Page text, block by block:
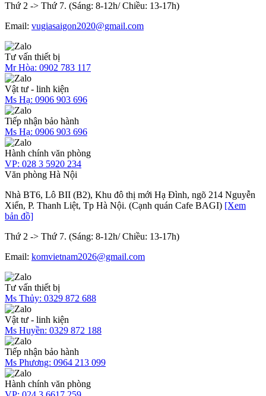
Thứ 2 -> Thứ 7. (Sáng: 8-12h/ Chiều: 13-17h)
Email: vugiasaigon2020@gmail.com
Tư vấn thiết bị
Mr Hòa: 0902 783 117
Vật tư - linh kiện
Ms Hạ: 0906 903 696
Tiếp nhận bảo hành
Ms Hạ: 0906 903 696
Hành chính văn phòng
VP: 028 3 5920 234
Văn phòng Hà Nội
Nhà BT6, Lô BII (B2), Khu đô thị mới Hạ Đình, ngõ 214 Nguyễn
Xiển, P. Thanh Liệt, Tp Hà Nội. (Cạnh quán Cafe BAGI) [Xem
bản đồ]
Thứ 2 -> Thứ 7. (Sáng: 8-12h/ Chiều: 13-17h)
Email: komvietnam2026@gmail.com
Tư vấn thiết bị
Ms Thủy: 0329 872 688
Vật tư - linh kiện
Ms Huyền: 0329 872 188
Tiếp nhận bảo hành
Ms Phương: 0964 213 099
Hành chính văn phòng